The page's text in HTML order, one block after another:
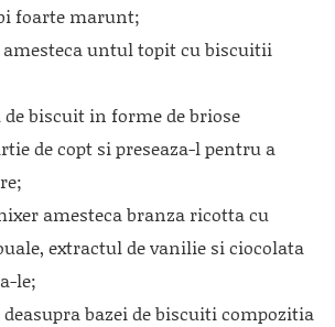
foarte marunt;
untul topit cu biscuitii
de biscuit in forme de briose
de copt si preseaza-l pentru a
amesteca branza ricotta cu
extractul de vanilie si ciocolata
le;
bazei de biscuiti compozitia